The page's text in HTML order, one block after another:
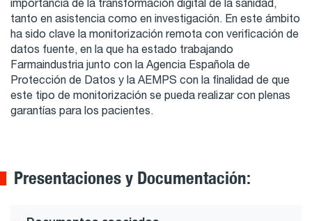
importancia de la transformación digital de la sanidad,
tanto en asistencia como en investigación. En este ámbito
ha sido clave la monitorización remota con verificación de
datos fuente, en la que ha estado trabajando
Farmaindustria junto con la Agencia Española de
Protección de Datos y la AEMPS con la finalidad de que
este tipo de monitorización se pueda realizar con plenas
garantías para los pacientes.
Presentaciones y Documentación: